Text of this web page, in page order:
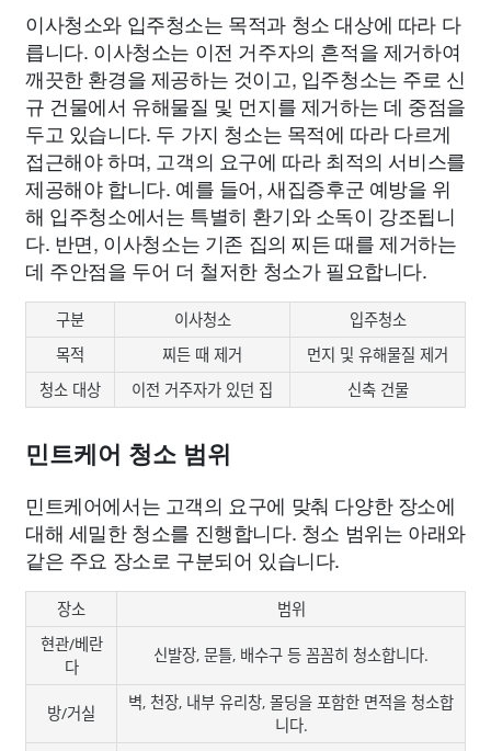
이사청소와 입주청소는 목적과 청소 대상에 따라 다
릅니다. 이사청소는 이전 거주자의 흔적을 제거하여
깨끗한 환경을 제공하는 것이고, 입주청소는 주로 신
규 건물에서 유해물질 및 먼지를 제거하는 데 중점을
두고 있습니다. 두 가지 청소는 목적에 따라 다르게
접근해야 하며, 고객의 요구에 따라 최적의 서비스를
제공해야 합니다. 예를 들어, 새집증후군 예방을 위
해 입주청소에서는 특별히 환기와 소독이 강조됩니
다. 반면, 이사청소는 기존 집의 찌든 때를 제거하는
데 주안점을 두어 더 철저한 청소가 필요합니다.
구분 이사청소
입주청소
목적
찌든 때 제거
먼지 및 유해물질 제거
청소 대상
이전 거주자가 있던 집 신축 건물
민트케어 청소 범위
민트케어에서는 고객의 요구에 맞춰 다양한 장소에
대해 세밀한 청소를 진행합니다. 청소 범위는 아래와
같은 주요 장소로 구분되어 있습니다.
장소
범위
현관/베란
다
신발장, 문틀, 배수구 등 꼼꼼히 청소합니다.
방/거실
벽, 천장, 내부 유리창, 몰딩을 포함한 면적을 청소합
니다.